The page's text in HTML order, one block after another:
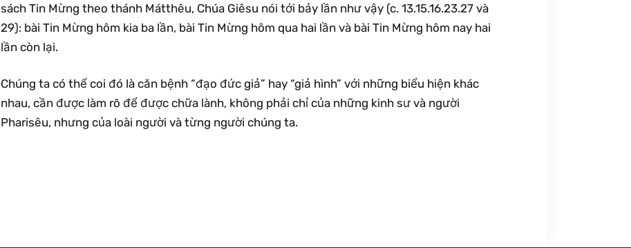
sách Tin Mừng theo thánh Mátthêu, Chúa Giêsu nói tới bảy lần như vậy (c. 13.15.16.23.27 và
29): bài Tin Mừng hôm kia ba lần, bài Tin Mừng hôm qua hai lần và bài Tin Mừng hôm nay hai
lần còn lại.
Chúng ta có thể coi đó là căn bệnh “đạo đức giả” hay “giả hình” với những biểu hiện khác
nhau, cần được làm rõ để được chữa lành, không phải chỉ của những kinh sư và người
Pharisêu, nhưng của loài người và từng người chúng ta.